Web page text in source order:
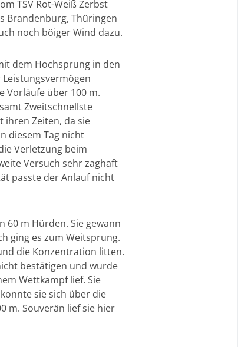
TSV Rot-Weiß Zerbst
Brandenburg, Thüringen
noch böiger Wind dazu.
dem Hochsprung in den
Vorläufe über 100 m.
Zweitschnellste
ihren Zeiten, da sie
diesem Tag nicht
Verletzung beim
Versuch sehr zaghaft
passte der Anlauf nicht
60 m Hürden. Sie gewann
ging es zum Weitsprung.
die Konzentration litten.
bestätigen und wurde
Wettkampf lief. Sie
sie sich über die
m. Souverän lief sie hier